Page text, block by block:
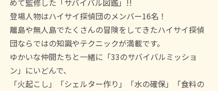
めて監修した「サバイバル図鑑」!!
登場人物はハイサイ探偵団のメンバー16名！
離島や無人島でたくさんの冒険をしてきたハイサイ探偵
団ならではの知識やテクニックが満載です。
ゆかいな仲間たちと一緒に「33のサバイバルミッショ
ン」にいどんで、
「火起こし」「シェルター作り」「水の確保」「食料の